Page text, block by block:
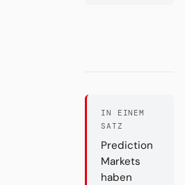
IN EINEM
SATZ
Prediction
Markets
haben